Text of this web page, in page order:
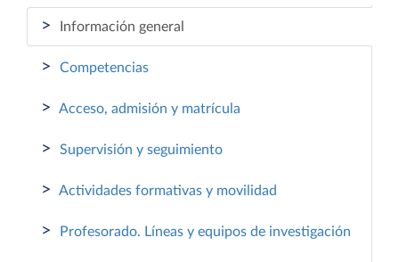
> Información general
> Competencias
> Acceso, admisión y matrícula
> Supervisión y seguimiento
> Actividades formativas y movilidad
> Profesorado. Líneas y equipos de investigación